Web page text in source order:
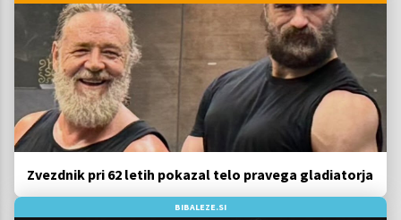
Zvezdnik pri 62 letih pokazal telo pravega gladiatorja
BIBALEZE.SI